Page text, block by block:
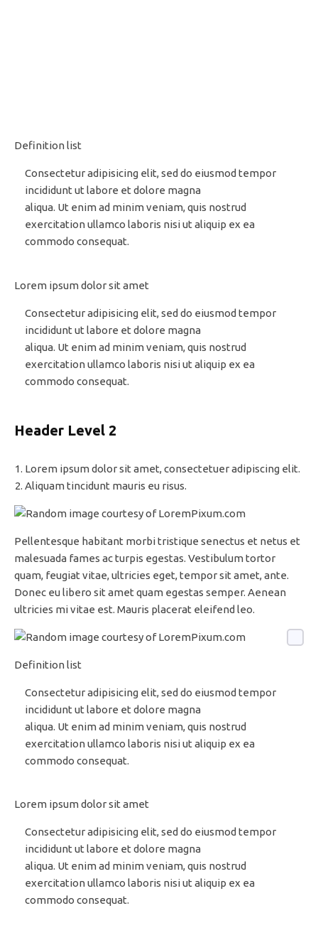
Definition list
Consectetur adipisicing elit, sed do eiusmod tempor
incididunt ut labore et dolore magna
aliqua. Ut enim ad minim veniam, quis nostrud
exercitation ullamco laboris nisi ut aliquip ex ea
commodo consequat.
Lorem ipsum dolor sit amet
Consectetur adipisicing elit, sed do eiusmod tempor
incididunt ut labore et dolore magna
aliqua. Ut enim ad minim veniam, quis nostrud
exercitation ullamco laboris nisi ut aliquip ex ea
commodo consequat.
Header Level 2
Lorem ipsum dolor sit amet, consectetuer adipiscing elit.
Aliquam tincidunt mauris eu risus.
Pellentesque habitant morbi tristique senectus et netus et
malesuada fames ac turpis egestas. Vestibulum tortor
quam, feugiat vitae, ultricies eget, tempor sit amet, ante.
Donec eu libero sit amet quam egestas semper. Aenean
ultricies mi vitae est. Mauris placerat eleifend leo.
Definition list
Consectetur adipisicing elit, sed do eiusmod tempor
incididunt ut labore et dolore magna
aliqua. Ut enim ad minim veniam, quis nostrud
exercitation ullamco laboris nisi ut aliquip ex ea
commodo consequat.
Lorem ipsum dolor sit amet
Consectetur adipisicing elit, sed do eiusmod tempor
incididunt ut labore et dolore magna
aliqua. Ut enim ad minim veniam, quis nostrud
exercitation ullamco laboris nisi ut aliquip ex ea
commodo consequat.